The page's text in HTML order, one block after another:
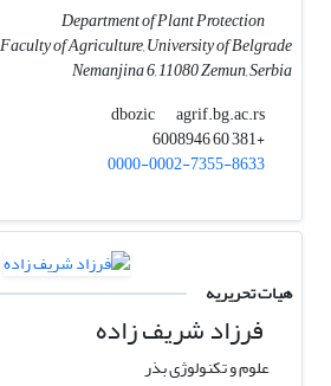
Department of Plant Protection
Faculty of Agriculture, University of Belgrade
Nemanjina 6, 11080 Zemun, Serbia
dbozic
agrif.bg.ac.rs
+381 60 6008946
0000-0002-7355-8633
هیات تحریریه
فرزاد شریف زاده
علوم و تکنولوژی بذر